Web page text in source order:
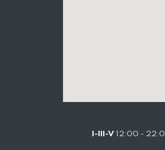
I-III-V 12:00 -